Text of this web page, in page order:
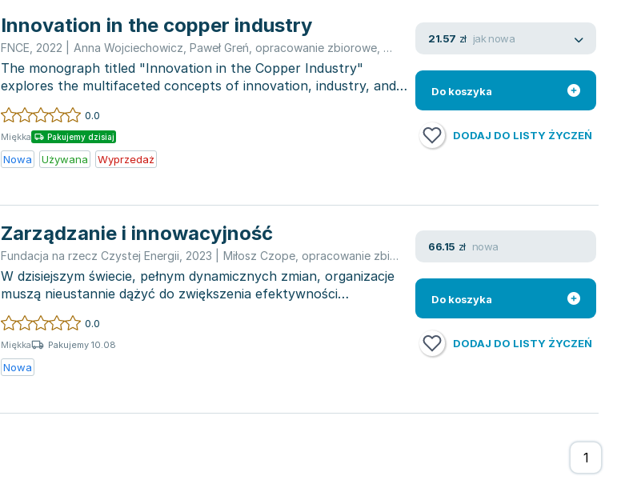
Innovation in the copper industry
FNCE 2022 Anna Wojciechowicz Paweł Greń opracowanie zbiorowe Miłosz Czope Czopek Miłosz
The monograph titled "Innovation in the Copper Industry"
explores the multifaceted concepts of innovation, industry, and
copper, p...
0.0
Miękka Pakujemy dzisiaj
Nowa Używana Wyprzedaż
21.57 zł jak nowa
Do koszyka
DODAJ DO LISTY ŻYCZEŃ
Zarządzanie i innowacyjność
Fundacja na rzecz Czystej Energii 2023 Miłosz Czope opracowanie zbiorowe
W dzisiejszym świecie, pełnym dynamicznych zmian, organizacje
muszą nieustannie dążyć do zwiększenia efektywności
zarządzania i wd...
0.0
Miękka Pakujemy 10.08
Nowa
66.15 zł nowa
Do koszyka
DODAJ DO LISTY ŻYCZEŃ